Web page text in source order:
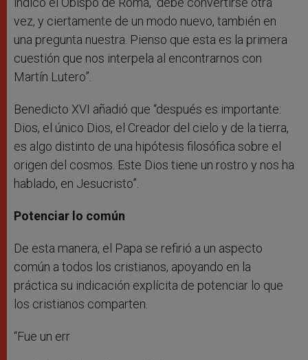
vez, y ciertamente de un modo nuevo, también en
una pregunta nuestra. Pienso que esta es la primera
cuestión que nos interpela al encontrarnos con
Martín Lutero”.
Benedicto XVI añadió que “después es importante:
Dios, el único Dios, el Creador del cielo y de la tierra,
es algo distinto de una hipótesis filosófica sobre el
origen del cosmos. Este Dios tiene un rostro y nos ha
hablado, en Jesucristo”.
Potenciar lo común
De esta manera, el Papa se refirió a un aspecto
común a todos los cristianos, apoyando en la
práctica su indicación explícita de potenciar lo que
los cristianos comparten.
“Fue un err